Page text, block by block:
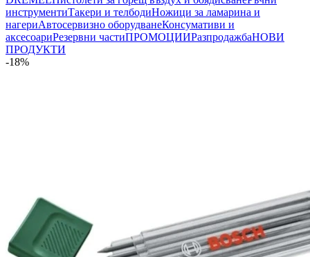
инструментиТакери и телбодиНожици за ламарина и
нагериАвтосервизно оборудванеКонсумативи и
аксесоариРезервни частиПРОМОЦИИРазпродажбаНОВИ
ПРОДУКТИ
-18%